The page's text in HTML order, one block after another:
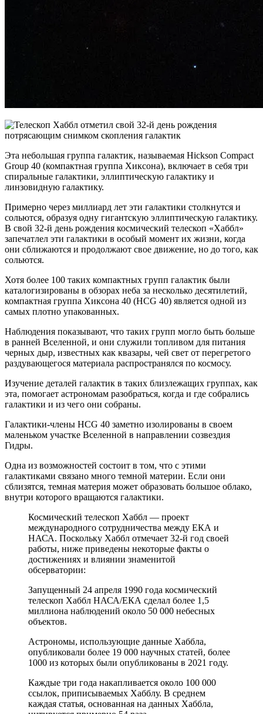
Эта небольшая группа галактик, называемая Hickson Compact
Group 40 (компактная группа Хиксона), включает в себя три
спиральные галактики, эллиптическую галактику и
линзовидную галактику.
Примерно через миллиард лет эти галактики столкнутся и
сольются, образуя одну гигантскую эллиптическую галактику.
В свой 32-й день рождения космический телескоп «Хаббл»
запечатлел эти галактики в особый момент их жизни, когда
они сближаются и продолжают свое движение, но до того, как
сольются.
Хотя более 100 таких компактных групп галактик были
каталогизированы в обзорах неба за несколько десятилетий,
компактная группа Хиксона 40 (HCG 40) является одной из
самых плотно упакованных.
Наблюдения показывают, что таких групп могло быть больше
в ранней Вселенной, и они служили топливом для питания
черных дыр, известных как квазары, чей свет от перегретого
раздувающегося материала распространялся по космосу.
Изучение деталей галактик в таких близлежащих группах, как
эта, помогает астрономам разобраться, когда и где собрались
галактики и из чего они собраны.
Галактики-члены HCG 40 заметно изолированы в своем
маленьком участке Вселенной в направлении созвездия
Гидры.
Одна из возможностей состоит в том, что с этими
галактиками связано много темной материи. Если они
сблизятся, темная материя может образовать большое облако,
внутри которого вращаются галактики.
Космический телескоп Хаббл — проект
международного сотрудничества между ЕКА и
НАСА. Поскольку Хаббл отмечает 32-й год своей
работы, ниже приведены некоторые факты о
достижениях и влиянии знаменитой
обсерватории:
Запущенный 24 апреля 1990 года космический
телескоп Хаббл НАСА/ЕКА сделал более 1,5
миллиона наблюдений около 50 000 небесных
объектов.
Астрономы, использующие данные Хаббла,
опубликовали более 19 000 научных статей, более
1000 из которых были опубликованы в 2021 году.
Каждые три года накапливается около 100 000
ссылок, приписываемых Хабблу. В среднем
каждая статья, основанная на данных Хаббла,